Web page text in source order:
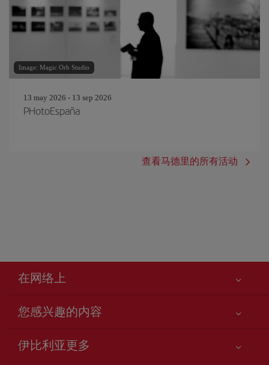
Image: Magic Orb Studio
13 may 2026 - 13 sep 2026
PHotoEspaña
查看马德里的所有活动
在网络上
您感兴趣的内容
网站访问声明
伊比利亚更多